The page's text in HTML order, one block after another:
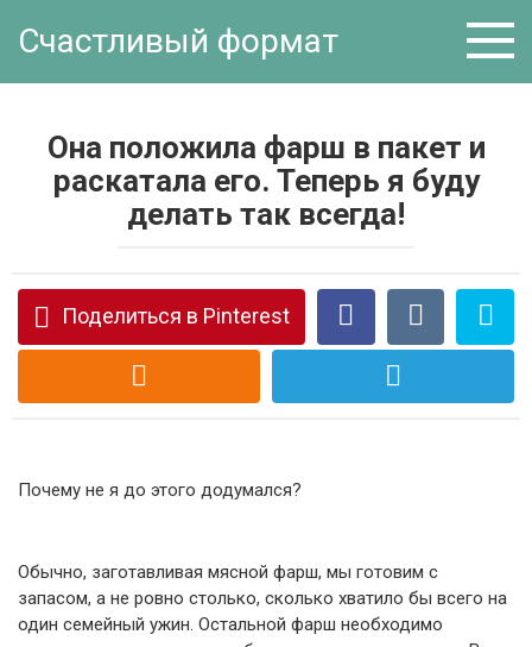
Счастливый формат
Она положила фарш в пакет и
раскатала его. Теперь я буду
делать так всегда!
Поделиться в Pinterest
Почему не я до этого додумался?
Обычно, заготавливая мясной фарш, мы готовим с
запасом, а не ровно столько, сколько хватило бы всего на
один семейный ужин. Остальной фарш необходимо